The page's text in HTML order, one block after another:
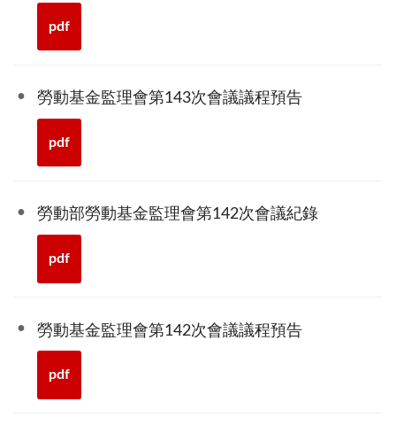
pdf
勞動基金監理會第143次會議議程預告
pdf
勞動部勞動基金監理會第142次會議紀錄
pdf
勞動基金監理會第142次會議議程預告
pdf